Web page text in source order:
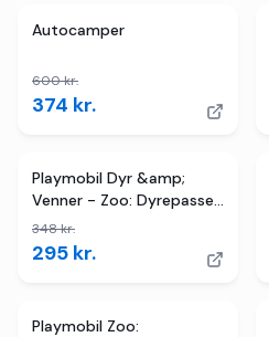
4butikker
Autocamper
600kr.
374 kr.
TILBUD
2butikker
Playmobil Dyr &amp;
Venner - Zoo: Dyrepasser
med køretøj
348kr.
295 kr.
2butikker
Playmobil Zoo: